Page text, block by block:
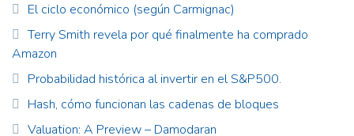
El ciclo económico (según Carmignac)
Terry Smith revela por qué finalmente ha comprado
Amazon
Probabilidad histórica al invertir en el S&P500.
Hash, cómo funcionan las cadenas de bloques
Valuation: A Preview – Damodaran